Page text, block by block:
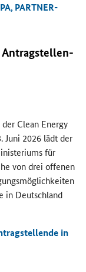
PART­NER­
An­trag­stel­len­
der Clean Energy
Juni 2026 lädt der
für
von drei of­fe­nen
in Deutsch­land
in